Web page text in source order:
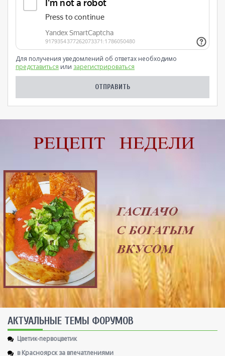
Для получения уведомлений об ответах необходимо
представиться или зарегистрироваться
AКТУАЛЬНЫЕ ТЕМЫ ФОРУМОВ
Цветик-первоцветик
в Красноярск за впечатлениями